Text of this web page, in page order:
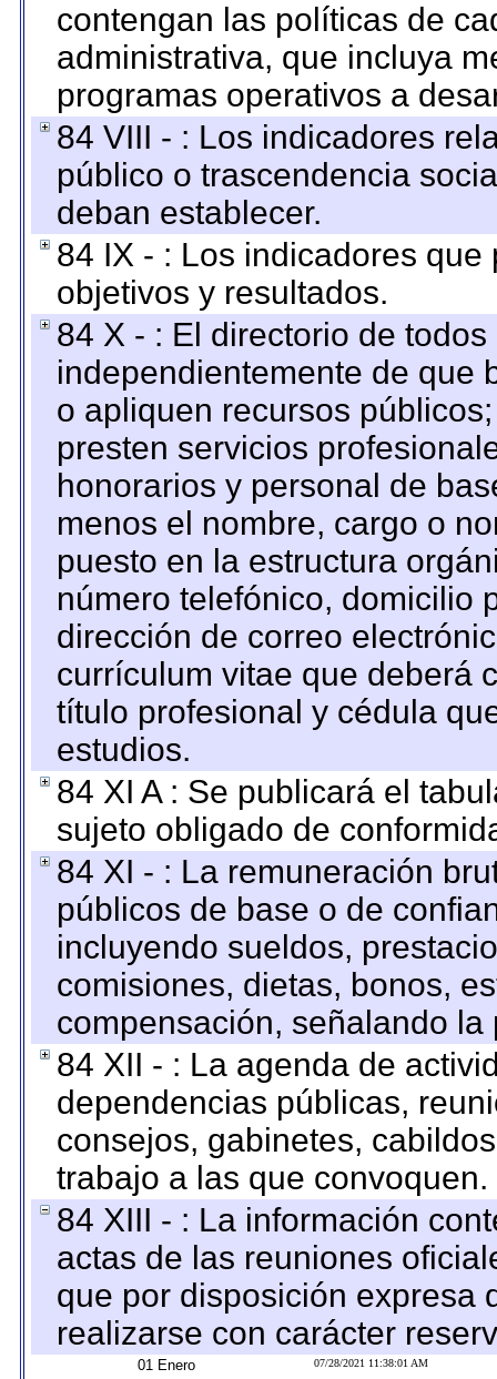
contengan las políticas de
administrativa, que incluya
programas operativos a
84 VIII - : Los indicadores
público o trascendencia
deban establecer.
84 IX - : Los indicadores
objetivos y resultados.
84 X - : El directorio de
independientemente de que
o apliquen recursos
presten servicios
honorarios y personal de
menos el nombre, cargo o
puesto en la estructura
número telefónico, domicilio
dirección de correo
currículum vitae que deberá
título profesional y cédula
estudios.
84 XI A : Se publicará el
sujeto obligado de
84 XI - : La remuneración
públicos de base o de
incluyendo sueldos,
comisiones, dietas, bonos,
compensación, señalando
84 XII - : La agenda de
dependencias públicas,
consejos, gabinetes,
trabajo a las que convoquen.
84 XIII - : La información
actas de las reuniones
que por disposición expresa
realizarse con carácter
01 Enero 07/28/2021 11:38:01 AM